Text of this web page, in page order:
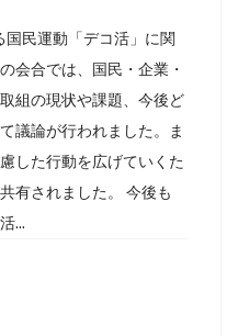
民運動「デコ活」に関
会合では、国民・企業・
組の現状や課題、今後ど
議論が行われました。ま
した行動を広げていくた
有されました。 今後も
...